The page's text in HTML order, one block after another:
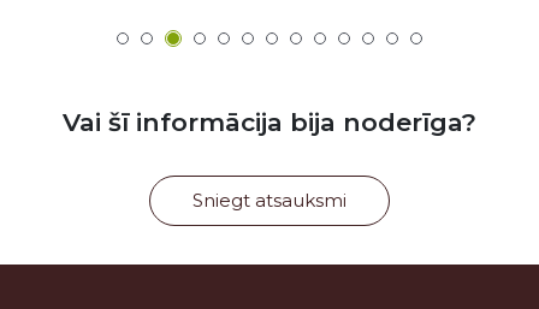
Vai šī informācija bija noderīga?
Sniegt atsauksmi